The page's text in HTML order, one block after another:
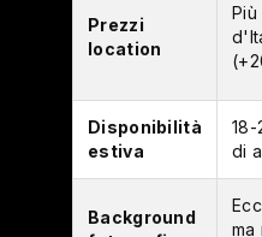
Prezzi
location
Più
Disponibilità
estiva
18-
di
Background
ma